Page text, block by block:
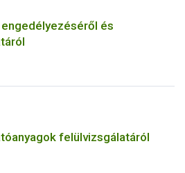
és
felülvizsgálatáról